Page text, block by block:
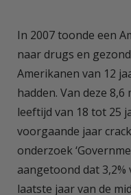
In 2007 toonde een
naar drugs en
Amerikanen van 12
hadden. Van deze
leeftijd van 18 tot 25
voorgaande jaar
onderzoek
aangetoond dat
laatste jaar van de